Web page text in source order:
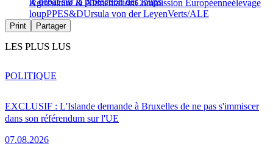
Agriculture & AlimentationCommission Européenneélevage
loupPPES&DUrsula von der LeyenVerts/ALE
Print Partager
LES PLUS LUS
EXCLUSIF : L'Islande demande à Bruxelles de ne pas s'immiscer
dans son référendum sur l'UE
07.08.2026
POLITIQUE